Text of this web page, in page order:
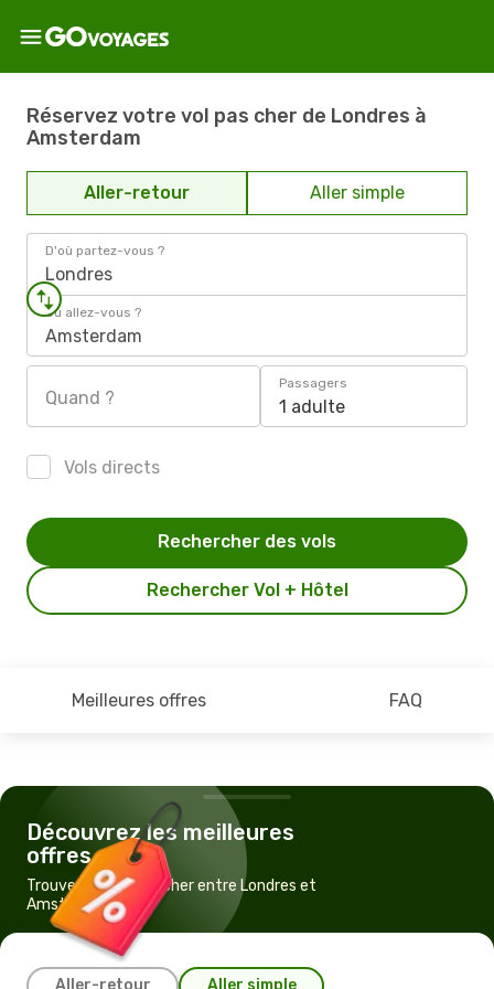
Réservez votre vol pas cher de Londres à
Amsterdam
Aller-retour Aller simple
D'où partez-vous ?
Londres
Où allez-vous ?
Amsterdam
Quand ?
Passagers
1 adulte
Vols directs
Rechercher Vol + Hôtel
Rechercher des vols
Meilleures offres FAQ
Découvrez les meilleures
offres
Trouvez un vol pas cher entre Londres et
Amsterdam
Aller-retour Aller simple